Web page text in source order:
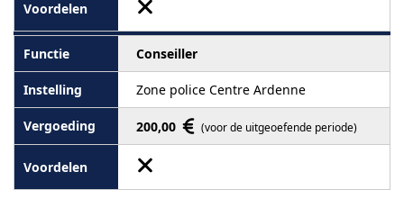
Conseiller
Zone police Centre Ardenne
200,00 (voor de uitgeoefende periode)